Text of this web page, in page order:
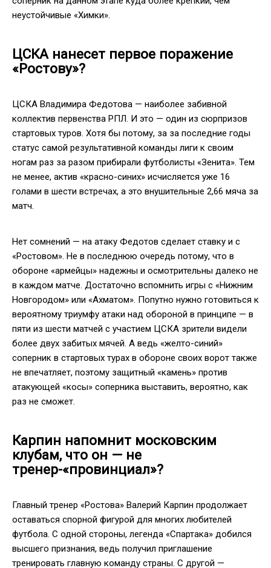
неустойчивые «Химки».
ЦСКА нанесет первое поражение
«Ростову»?
ЦСКА Владимира Федотова — наиболее забивной
коллектив первенства РПЛ. И это — один из сюрпризов
стартовых туров. Хотя бы потому, за за последние годы
статус самой результативной команды лиги к своим
ногам раз за разом прибирали футболисты «Зенита». Тем
не менее, актив «красно-синих» исчисляется уже 16
голами в шести встречах, а это внушительные 2,66 мяча за
матч.
Нет сомнений — на атаку Федотов сделает ставку и с
«Ростовом». Не в последнюю очередь потому, что в
обороне «армейцы» надежны и осмотрительны далеко не
в каждом матче. Достаточно вспомнить игры с «Нижним
Новгородом» или «Ахматом». Попутно нужно готовиться к
вероятному триумфу атаки над обороной в принципе — в
пяти из шести матчей с участием ЦСКА зрители видели
более двух забитых мячей. А ведь «желто-синий»
соперник в стартовых турах в обороне своих ворот также
не впечатляет, поэтому защитный «камень» против
атакующей «косы» соперника выставить, вероятно, как
раз не сможет.
Карпин напомнит московским
клубам, что он — не
тренер-«провинциал»?
Главный тренер «Ростова» Валерий Карпин продолжает
оставаться спорной фигурой для многих любителей
футбола. С одной стороны, легенда «Спартака» добился
высшего признания, ведь получил приглашение
тренировать главную команду страны. С другой —